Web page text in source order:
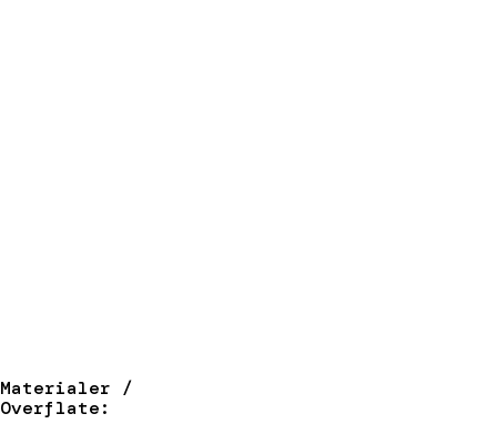
Materialer /
Overflate: